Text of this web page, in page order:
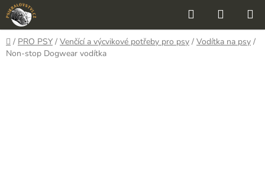
Přejít
na
obsah
Hledat
KOŠÍK
Domů
/ PRO PSY / Venčící a výcvikové potřeby pro psy / Vodítka na psy /
Non-stop Dogwear vodítka